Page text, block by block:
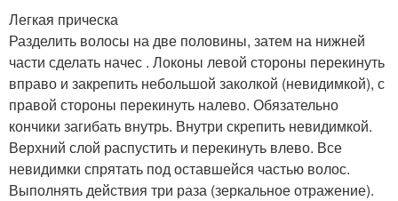
Легкая прическа
Разделить волосы на две половины, затем на нижней
части сделать начес . Локоны левой стороны перекинуть
вправо и закрепить небольшой заколкой (невидимкой), с
правой стороны перекинуть налево. Обязательно
кончики загибать внутрь. Внутри скрепить невидимкой.
Верхний слой распустить и перекинуть влево. Все
невидимки спрятать под оставшейся частью волос.
Выполнять действия три раза (зеркальное отражение).